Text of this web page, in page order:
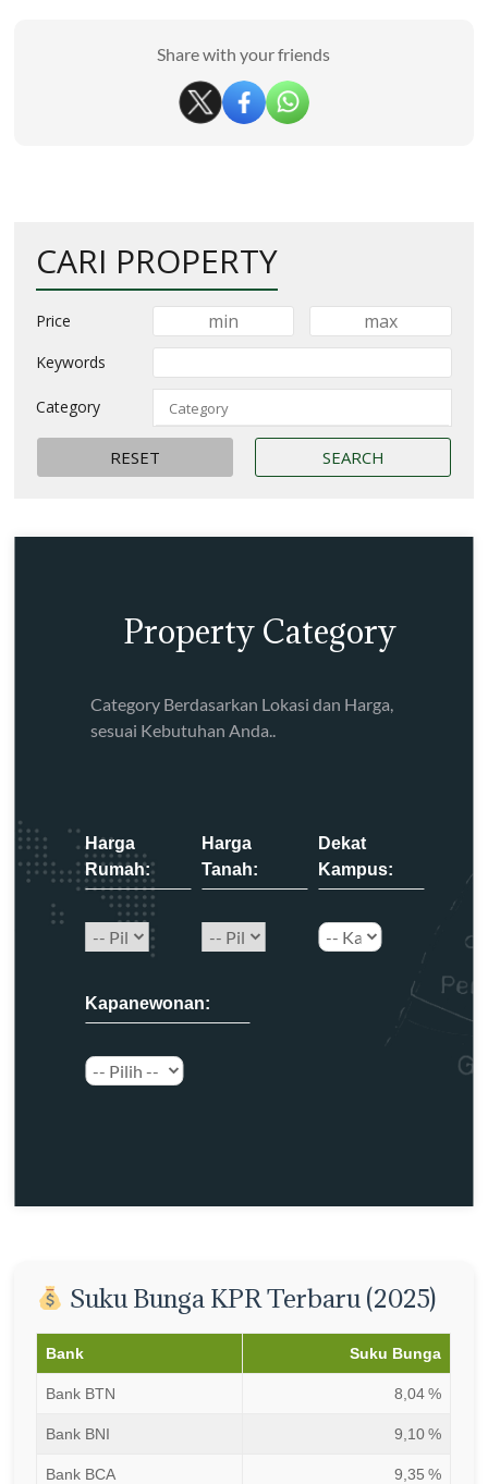
Share with your friends
CARI PROPERTY
Price
Keywords
Category
Property Category
Category Berdasarkan Lokasi dan Harga,
sesuai Kebutuhan Anda..
Harga
Rumah:
Harga
Tanah:
Dekat
Kampus:
Kapanewonan:
Suku Bunga KPR Terbaru (2025)
Bank Suku Bunga
Bank BTN 8,04 %
Bank BNI 9,10 %
Bank BCA 9,35 %